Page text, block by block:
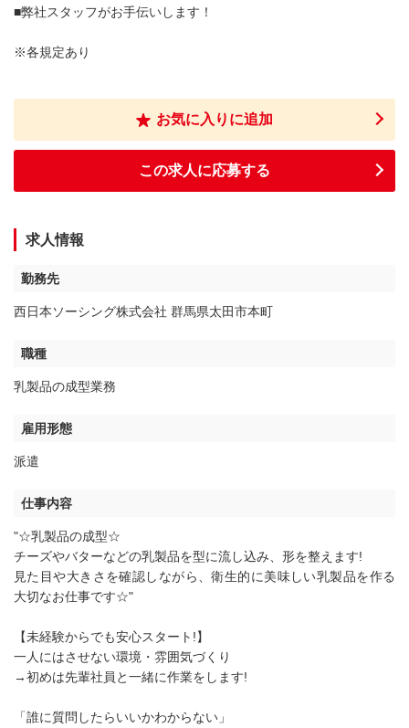
■弊社スタッフがお手伝いします！
※各規定あり
お気に入りに追加
この求人に応募する
求人情報
勤務先
西日本ソーシング株式会社 群馬県太田市本町
職種
乳製品の成型業務
雇用形態
派遣
仕事内容
"☆乳製品の成型☆
チーズやバターなどの乳製品を型に流し込み、形を整えます!
見た目や大きさを確認しながら、衛生的に美味しい乳製品を作る
大切なお仕事です☆"
【未経験からでも安心スタート!】
一人にはさせない環境・雰囲気づくり
→初めは先輩社員と一緒に作業をします!
「誰に質問したらいいかわからない」